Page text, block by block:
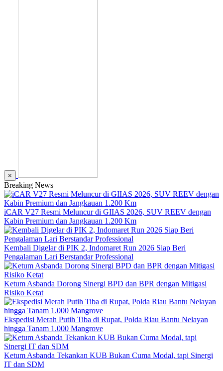
×
Breaking News
iCAR V27 Resmi Meluncur di GIIAS 2026, SUV REEV dengan
Kabin Premium dan Jangkauan 1.200 Km
Kembali Digelar di PIK 2, Indomaret Run 2026 Siap Beri
Pengalaman Lari Berstandar Professional
Ketum Asbanda Dorong Sinergi BPD dan BPR dengan Mitigasi
Risiko Ketat
Ekspedisi Merah Putih Tiba di Rupat, Polda Riau Bantu Nelayan
hingga Tanam 1.000 Mangrove
Ketum Asbanda Tekankan KUB Bukan Cuma Modal, tapi Sinergi
IT dan SDM